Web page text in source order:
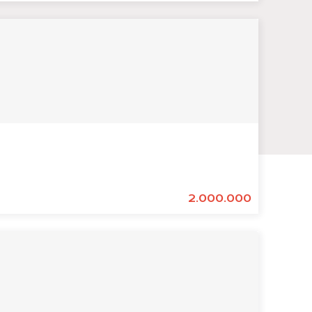
2.000.000